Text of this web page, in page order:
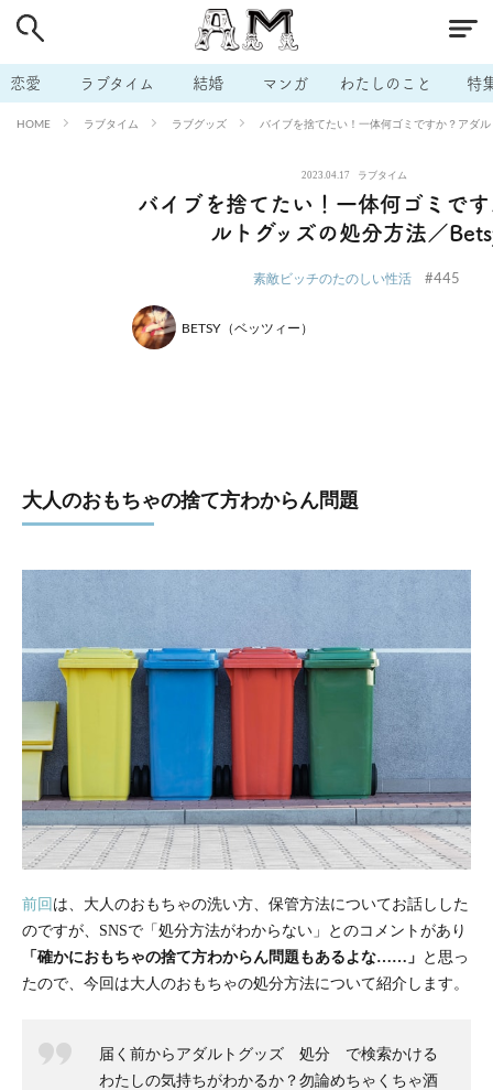
恋愛 ラブタイム 結婚 マンガ わたしのこと 特
HOME ラブタイム ラブグッズ バイブを捨てたい！一体何ゴミですか？アダ
2023.04.17 ラブタイム
バイブを捨てたい！一体何ゴミで
ルトグッズの処分方法／
素敵ビッチのたのしい性活 #445
BETSY（ベッツィー）
大人のおもちゃの捨て方わからん問題
前回 は、大人のおもちゃの洗い方、保管方法についてお話しした
のですが、SNSで「処分方法がわからない」とのコメントがあり
「確かにおもちゃの捨て方わからん問題もあるよな……」 と思っ
たので、今回は大人のおもちゃの処分方法について紹介します。
届く前からアダルトグッズ 処分 で検索かける
わたしの気持ちがわかるか？勿論めちゃくちゃ酒
# 男の本音 # セフレ # 不倫
# 出会う方法 # マッチングアプリ # ラブグッズ # 体の相